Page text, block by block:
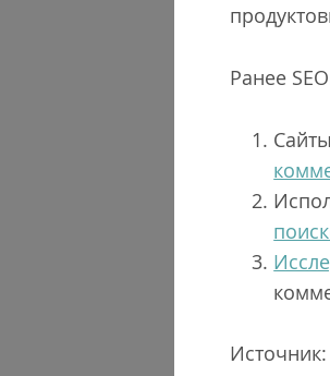
Ранее
Источник: